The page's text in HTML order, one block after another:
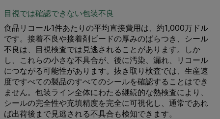
目視では確認できない包装不良
食品リコール1件あたりの平均直接費用は、約1,000万ドル
です。接着不良や接着剤ビードの厚みのばらつき、シール
不良は、目視検査では見逃されることがあります。しか
し、これらの小さな不具合が、後に汚染、漏れ、リコール
につながる可能性があります。抜き取り検査では、生産速
度ですべての製品のすべてのシールを確認することはでき
ません。包装ライン全体にわたる継続的な熱検査により、
シールの完全性や充填精度を完全に可視化し、通常であれ
ば出荷後まで見逃される不具合も検知できます。